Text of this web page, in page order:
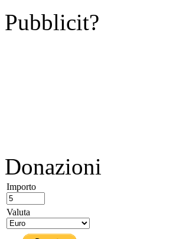
Pubblicit?
Donazioni
Importo
Valuta